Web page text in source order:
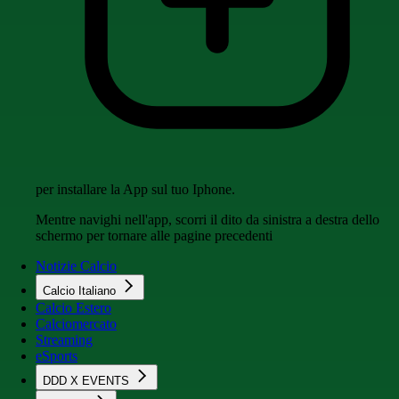
per installare la App sul tuo Iphone.
Mentre navighi nell'app, scorri il dito da sinistra a destra dello
schermo per tornare alle pagine precedenti
Notizie Calcio
Calcio Italiano
Calcio Estero
Calciomercato
Streaming
eSports
DDD X EVENTS